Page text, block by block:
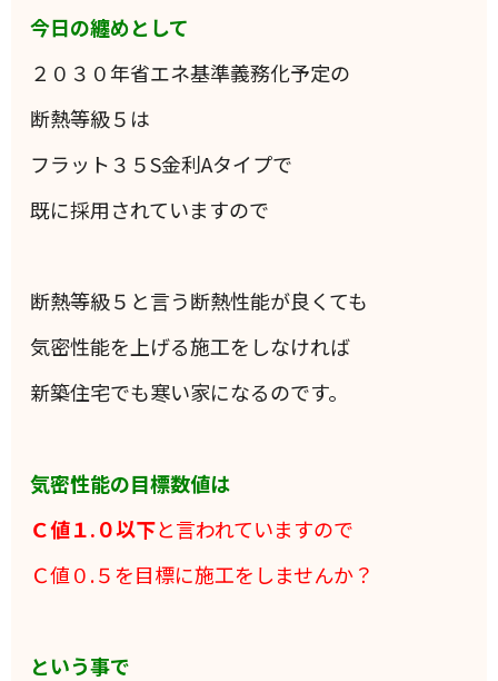
今日の纏めとして
２０３０年省エネ基準義務化予定の
断熱等級５は
フラット３５S金利Aタイプで
既に採用されていますので
断熱等級５と言う断熱性能が良くても
気密性能を上げる施工をしなければ
新築住宅でも寒い家になるのです。
気密性能の目標数値は
Ｃ値１.０以下と言われていますので
Ｃ値０.５を目標に施工をしませんか？
という事で